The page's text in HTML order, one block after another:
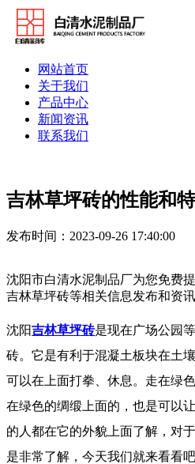
网站首页
关于我们
产品中心
新闻资讯
联系我们
吉林草坪砖的性能和
发布时间：2023-09-26 17:40:00
沈阳市白清水泥制品厂为您免费
吉林草坪砖等相关信息发布和资
沈阳吉林草坪砖是现在广场公园
砖。它是有利于混凝土板块在土
可以在上面打拳、休息。走在绿
在绿色的绸缎上面的，也是可以
的人都在它的外貌上面了解，对
是非常了解，今天我们就来看看吧